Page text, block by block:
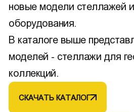
новые модели стеллажей и
оборудования.
В каталоге выше
моделей - стеллажи для
коллекций.
СКАЧАТЬ КАТАЛОГ